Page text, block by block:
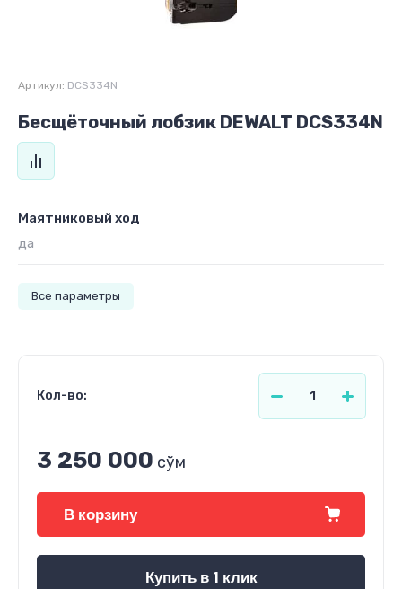
Артикул: DCS334N
Бесщёточный лобзик DEWALT DCS334N
Маятниковый ход
да
Все параметры
Кол-во:
3 250 000 сўм
В корзину
Купить в 1 клик